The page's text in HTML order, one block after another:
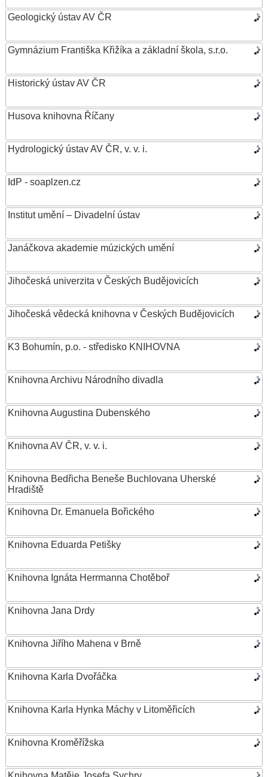
Geologický ústav AV ČR
Gymnázium Františka Křižíka a základní škola, s.r.o.
Historický ústav AV ČR
Husova knihovna Říčany
Hydrologický ústav AV ČR, v. v. i.
IdP - soaplzen.cz
Institut umění – Divadelní ústav
Janáčkova akademie múzických umění
Jihočeská univerzita v Českých Budějovicích
Jihočeská vědecká knihovna v Českých Budějovicích
K3 Bohumín, p.o. - středisko KNIHOVNA
Knihovna Archivu Národního divadla
Knihovna Augustina Dubenského
Knihovna AV ČR, v. v. i.
Knihovna Bedřicha Beneše Buchlovana Uherské
Hradiště
Knihovna Dr. Emanuela Bořického
Knihovna Eduarda Petišky
Knihovna Ignáta Herrmanna Chotěboř
Knihovna Jana Drdy
Knihovna Jiřího Mahena v Brně
Knihovna Karla Dvořáčka
Knihovna Karla Hynka Máchy v Litoměřicích
Knihovna Kroměřížska